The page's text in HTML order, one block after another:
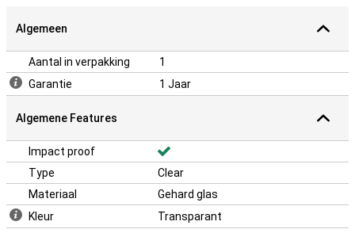
Algemeen
Aantal in verpakking
1
Garantie
1 Jaar
Algemene Features
Impact proof
Type
Clear
Materiaal
Gehard glas
Kleur
Transparant